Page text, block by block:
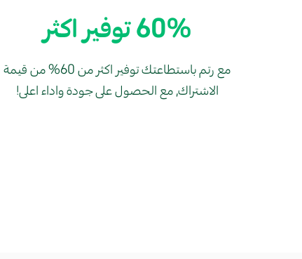
60% توفير اكثر
مع رتم باستطاعتك توفير اكثر من 60% من قيمة
الاشتراك, مع الحصول على جودة واداء اعلى!